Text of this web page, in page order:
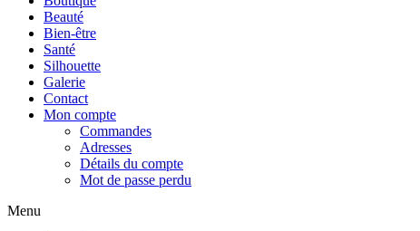
Beauté
Bien-être
Santé
Silhouette
Galerie
Contact
Mon compte
Commandes
Adresses
Détails du compte
Mot de passe perdu
Menu